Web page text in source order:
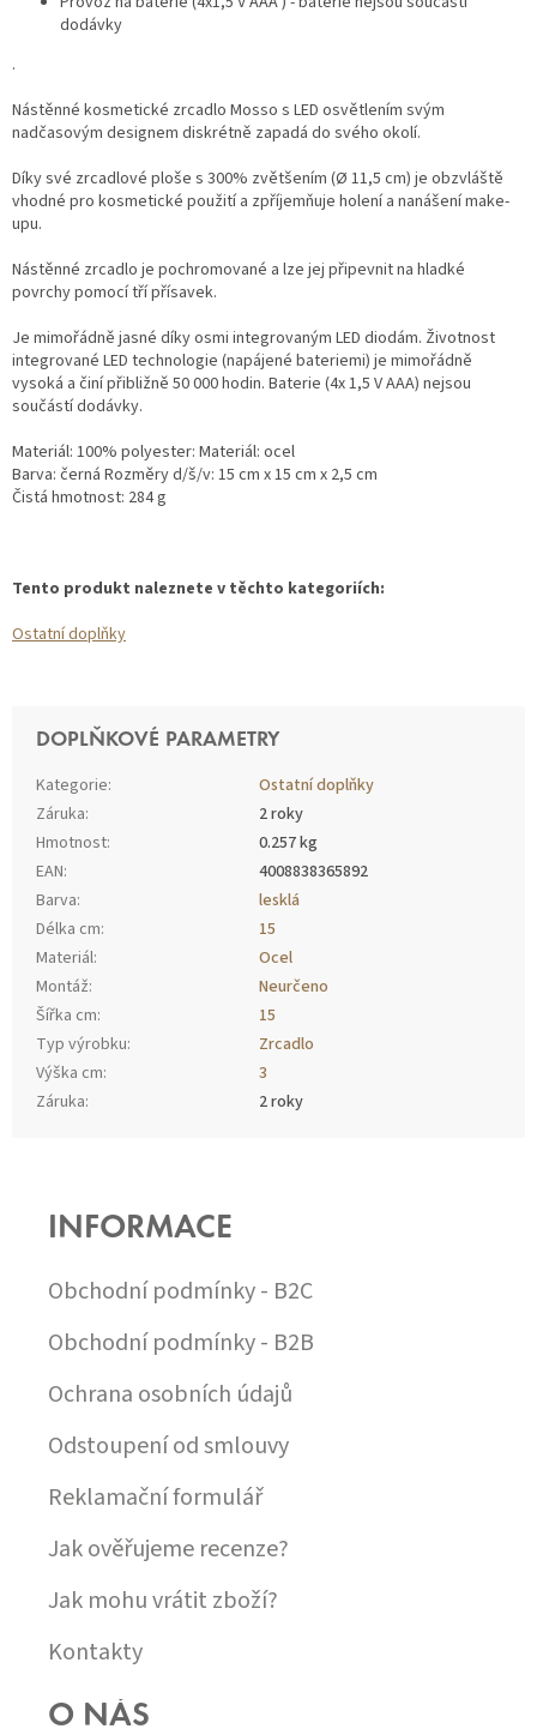
dodávky
.
Nástěnné kosmetické zrcadlo Mosso s LED osvětlením svým
nadčasovým designem diskrétně zapadá do svého okolí.
Díky své zrcadlové ploše s 300% zvětšením (Ø 11,5 cm) je obzvláště
vhodné pro kosmetické použití a zpříjemňuje holení a nanášení make-
upu.
Nástěnné zrcadlo je pochromované a lze jej připevnit na hladké
povrchy pomocí tří přísavek.
Je mimořádně jasné díky osmi integrovaným LED diodám. Životnost
integrované LED technologie (napájené bateriemi) je mimořádně
vysoká a činí přibližně 50 000 hodin. Baterie (4x 1,5 V AAA) nejsou
součástí dodávky.
Materiál: 100% polyester: Materiál: ocel
Barva: černá Rozměry d/š/v: 15 cm x 15 cm x 2,5 cm
Čistá hmotnost: 284 g
Tento produkt naleznete v těchto kategoriích:
Ostatní doplňky
DOPLŇKOVÉ PARAMETRY
Kategorie:
Ostatní doplňky
Záruka:
2 roky
Hmotnost:
0.257 kg
EAN:
4008838365892
Barva:
lesklá
Délka cm:
15
Materiál:
Ocel
Montáž:
Neurčeno
Šířka cm:
15
Typ výrobku:
Zrcadlo
Výška cm:
3
Záruka:
2 roky
INFORMACE
Obchodní podmínky - B2C
Obchodní podmínky - B2B
Ochrana osobních údajů
Odstoupení od smlouvy
Reklamační formulář
Jak ověřujeme recenze?
Jak mohu vrátit zboží?
Kontakty
O NÁS